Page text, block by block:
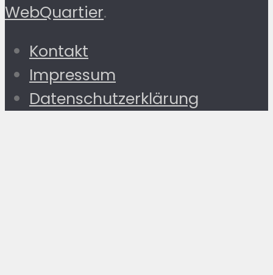
WebQuartier.
Kontakt
Impressum
Datenschutzerklärung